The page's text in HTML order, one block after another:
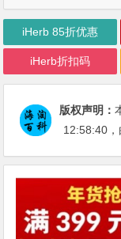
iHerb 85折优惠
iHerb折扣码
版权声明：
12:58:40